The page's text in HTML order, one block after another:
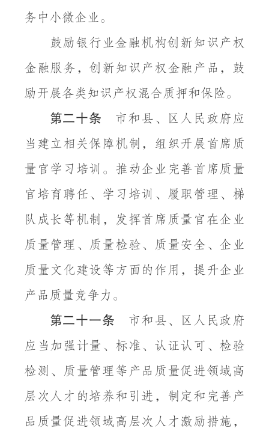
务中小微企业。
鼓励银行业金融机构创新知识产权
金融服务，创新知识产权金融产品，鼓
励开展各类知识产权混合质押和保险。
第二十条 市和县、区人民政府应
当建立相关保障机制，组织开展首席质
量官学习培训。推动企业完善首席质量
官培育聘任、学习培训、履职管理、梯
队成长等机制，发挥首席质量官在企业
质量管理、质量检验、质量安全、企业
质量文化建设等方面的作用，提升企业
产品质量竞争力。
第二十一条 市和县、区人民政府
应当加强计量、标准、认证认可、检验
检测、质量管理等产品质量促进领域高
层次人才的培养和引进，制定和完善产
品质量促进领域高层次人才激励措施，